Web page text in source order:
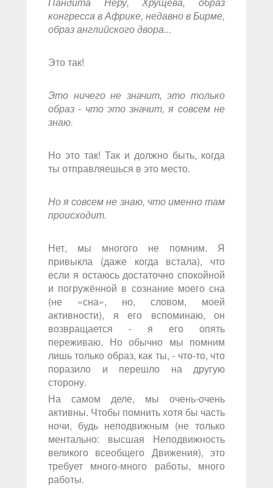
конгресса в Африке, недавно в Бирме,
образ английского двора...
Это так!
Это ничего не значит, это только
образ - что это значит, я совсем не
знаю.
Но это так! Так и должно быть, когда
ты отправляешься в это место.
Но я совсем не знаю, что именно там
происходит.
Нет, мы многого не помним. Я
привыкла (даже когда встала), что
если я остаюсь достаточно спокойной
и погружённой в сознание моего сна
(не «сна», но, словом, моей
активности), я его вспоминаю, он
возвращается - я его опять
переживаю. Но обычно мы помним
лишь только образ, как ты, - что-то, что
поразило и перешло на другую
сторону.
На самом деле, мы очень-очень
активны. Чтобы помнить хотя бы часть
ночи, будь неподвижным (не только
ментально: высшая Неподвижность
великого всеобщего Движения), это
требует много-много работы, много
работы.